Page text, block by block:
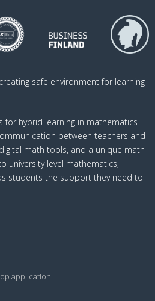
safe environment for learning
for hybrid learning in mathematics
between teachers and
math tools, and a unique math
university level mathematics,
students the support they need to
application